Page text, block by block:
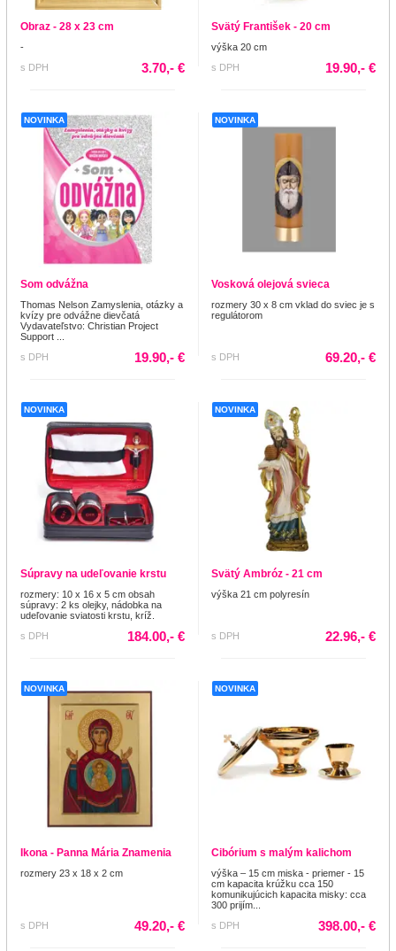
Obraz - 28 x 23 cm
-
s DPH
3.70,- €
Svätý František - 20 cm
výška 20 cm
s DPH
19.90,- €
NOVINKA
Som odvážna
Thomas Nelson Zamyslenia, otázky a
kvízy pre odvážne dievčatá
Vydavateľstvo: Christian Project
Support ...
s DPH
19.90,- €
NOVINKA
Vosková olejová svieca
rozmery 30 x 8 cm vklad do sviec je s
regulátorom
s DPH 69.20,- €
NOVINKA
Súpravy na udeľovanie krstu
rozmery: 10 x 16 x 5 cm obsah
súpravy: 2 ks olejky, nádobka na
udeľovanie sviatosti krstu, kríž.
s DPH
184.00,- €
NOVINKA
Svätý Ambróz - 21 cm
výška 21 cm polyresín
s DPH 22.96,- €
NOVINKA
Ikona - Panna Mária Znamenia
rozmery 23 x 18 x 2 cm
s DPH 49.20,- €
NOVINKA
Cibórium s malým kalichom
výška – 15 cm miska - priemer - 15
cm kapacita krúžku cca 150
komunikujúcich kapacita misky: cca
300 prijím...
s DPH
398.00,- €